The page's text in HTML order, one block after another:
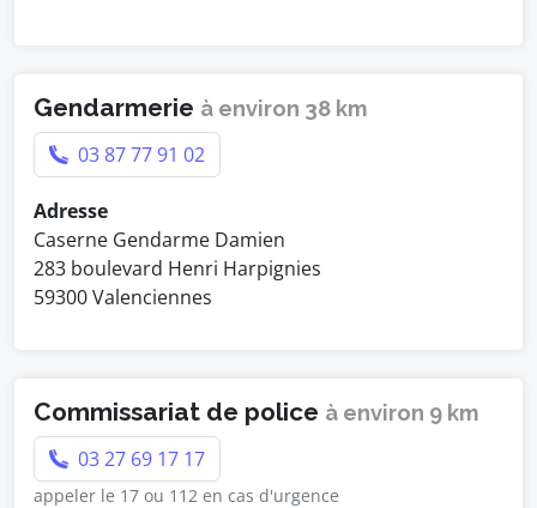
Gendarmerie à environ 38 km
03 87 77 91 02
Adresse
Caserne Gendarme Damien
283 boulevard Henri Harpignies
59300 Valenciennes
Commissariat de police à environ 9 km
03 27 69 17 17
appeler le 17 ou 112 en cas d'urgence